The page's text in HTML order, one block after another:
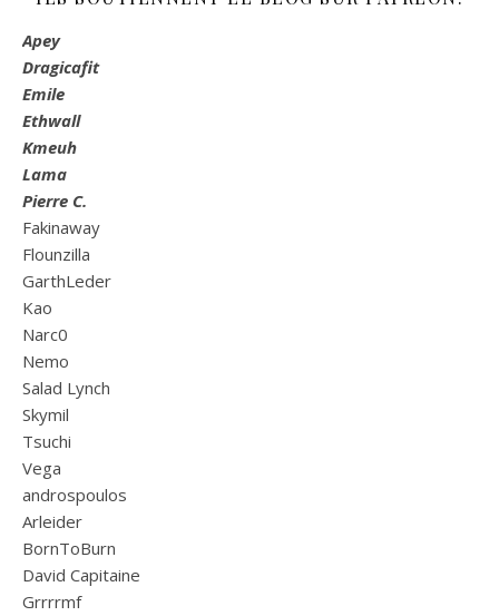
Apey
Dragicafit
Emile
Ethwall
Kmeuh
Lama
Pierre C.
Fakinaway
Flounzilla
GarthLeder
Kao
Narc0
Nemo
Salad Lynch
Skymil
Tsuchi
Vega
androspoulos
Arleider
BornToBurn
David Capitaine
Grrrrmf